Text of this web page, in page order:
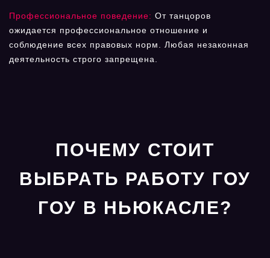
Профессиональное поведение: От танцоров
ожидается профессиональное отношение и
соблюдение всех правовых норм. Любая незаконная
деятельность строго запрещена.
ПОЧЕМУ СТОИТ
ВЫБРАТЬ РАБОТУ ГОУ
ГОУ В НЬЮКАСЛЕ?